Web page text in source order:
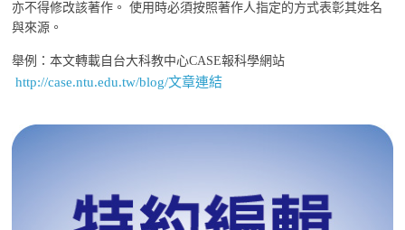
亦不得修改該著作。 使用時必須按照著作人指定的方式表彰其姓名
與來源。
舉例：本文轉載自台大科教中心CASE報科學網站
http://case.ntu.edu.tw/blog/文章連結